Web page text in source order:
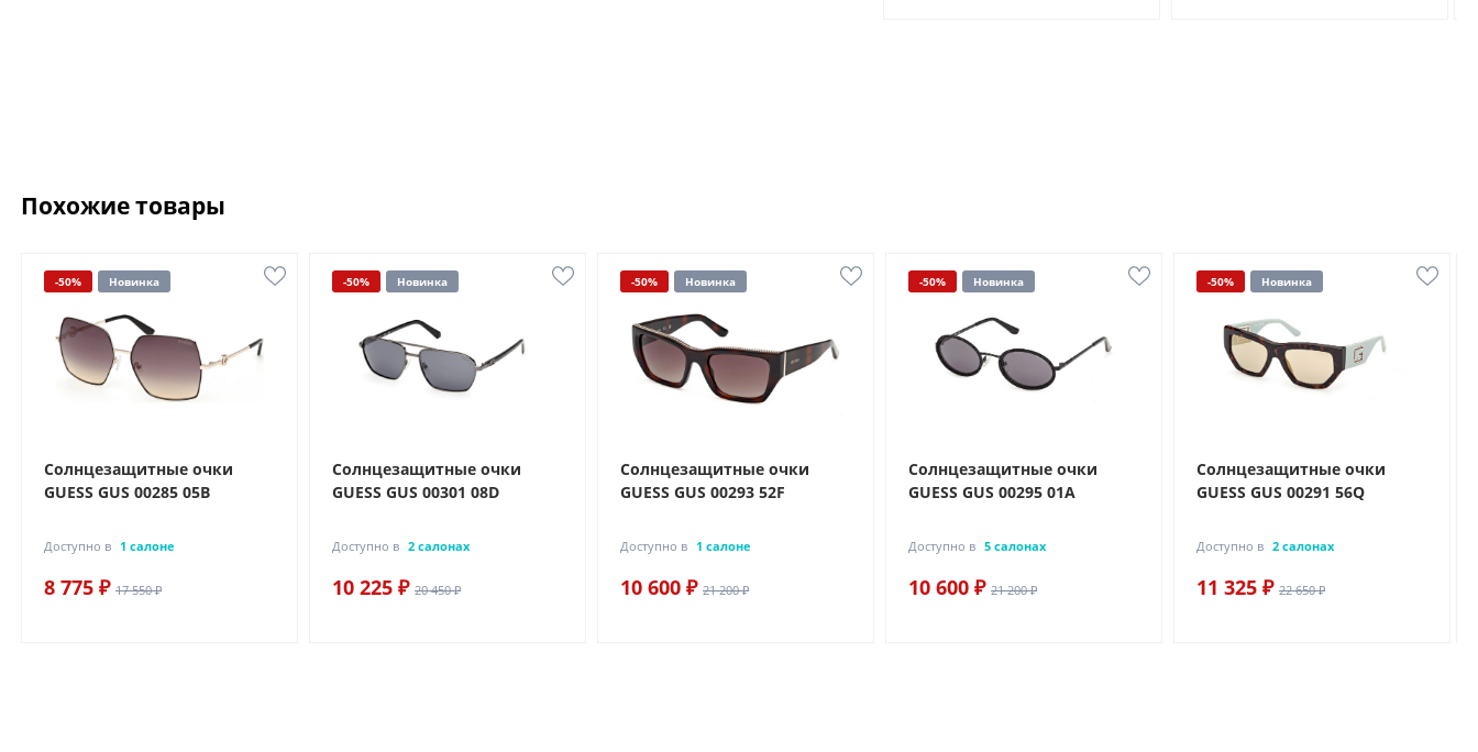
Похожие товары
-50% Новинка
Солнцезащитные очки
GUESS GUS 00285 05B
Доступно в 1 салоне
8 775 ₽ 17 550 ₽
-50% Новинка
Солнцезащитные очки
GUESS GUS 00301 08D
Доступно в 2 салонах
10 225 ₽ 20 450 ₽
-50% Новинка
Солнцезащитные очки
GUESS GUS 00293 52F
Доступно в 1 салоне
10 600 ₽ 21 200 ₽
-50% Новинка
Солнцезащитные очки
GUESS GUS 00295 01A
Доступно в 5 салонах
10 600 ₽ 21 200 ₽
-50% Новинка
Солнцезащитные очки
GUESS GUS 00291 56Q
Доступно в 2 салонах
11 325 ₽ 22 650 ₽